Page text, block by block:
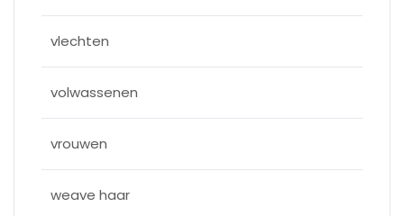
vlechten
volwassenen
vrouwen
weave haar